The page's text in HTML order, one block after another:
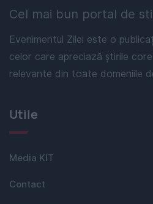
Cel mai bun portal de
Evenimentul Zilei este o
celor care apreciază știrile
relevante din toate domeniile
Utile
Media KIT
Contact